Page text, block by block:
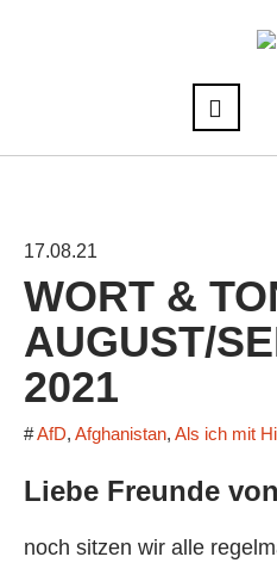
17.08.21
WORT &
AUGUST/
2021
#AfD, Afghanistan, Als ich mit
Liebe Freunde
noch sitzen wir alle